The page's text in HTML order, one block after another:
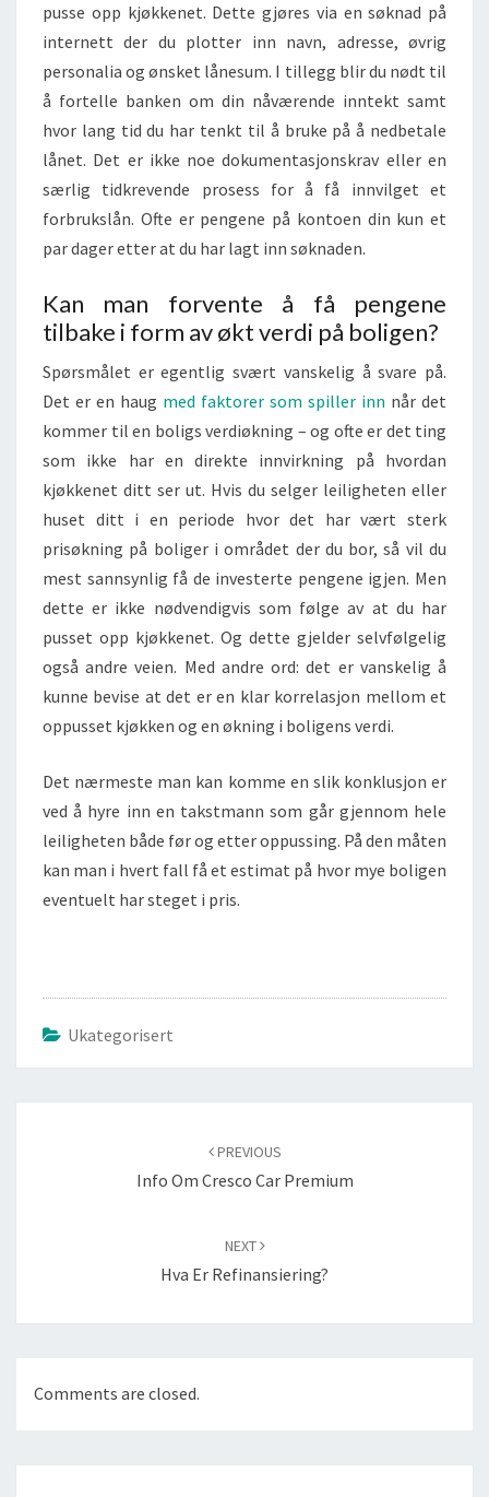
pusse opp kjøkkenet. Dette gjøres via en søknad på
internett der du plotter inn navn, adresse, øvrig
personalia og ønsket lånesum. I tillegg blir du nødt til
å fortelle banken om din nåværende inntekt samt
hvor lang tid du har tenkt til å bruke på å nedbetale
lånet. Det er ikke noe dokumentasjonskrav eller en
særlig tidkrevende prosess for å få innvilget et
forbrukslån. Ofte er pengene på kontoen din kun et
par dager etter at du har lagt inn søknaden.
Kan man forvente å få pengene
tilbake i form av økt verdi på boligen?
Spørsmålet er egentlig svært vanskelig å svare på.
Det er en haug med faktorer som spiller inn når det
kommer til en boligs verdiøkning – og ofte er det ting
som ikke har en direkte innvirkning på hvordan
kjøkkenet ditt ser ut. Hvis du selger leiligheten eller
huset ditt i en periode hvor det har vært sterk
prisøkning på boliger i området der du bor, så vil du
mest sannsynlig få de investerte pengene igjen. Men
dette er ikke nødvendigvis som følge av at du har
pusset opp kjøkkenet. Og dette gjelder selvfølgelig
også andre veien. Med andre ord: det er vanskelig å
kunne bevise at det er en klar korrelasjon mellom et
oppusset kjøkken og en økning i boligens verdi.
Det nærmeste man kan komme en slik konklusjon er
ved å hyre inn en takstmann som går gjennom hele
leiligheten både før og etter oppussing. På den måten
kan man i hvert fall få et estimat på hvor mye boligen
eventuelt har steget i pris.
Ukategorisert
PREVIOUS
Info Om Cresco Car Premium
NEXT
Hva Er Refinansiering?
Comments are closed.